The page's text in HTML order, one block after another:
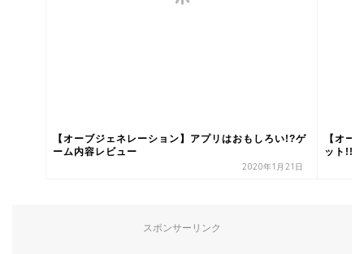
【オーブジェネレーション】アプリはおもしろい!?ゲ
ーム内容レビュー
2020年1月21日
【オー
ット!!
スポンサーリンク